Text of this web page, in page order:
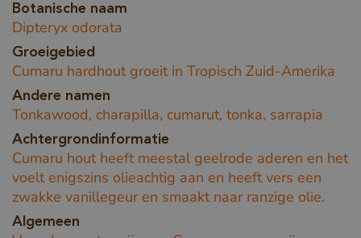
Botanische naam
Dipteryx odorata
Groeigebied
Cumaru hardhout groeit in Tropisch Zuid-Amerika
Andere namen
Tonkawood, charapilla, cumarut, tonka, sarrapia
Achtergrondinformatie
Cumaru hout heeft meestal geelrode aderen en het
voelt enigszins olieachtig aan en heeft vers een
zwakke vanillegeur en smaakt naar ranzige olie.
Algemeen